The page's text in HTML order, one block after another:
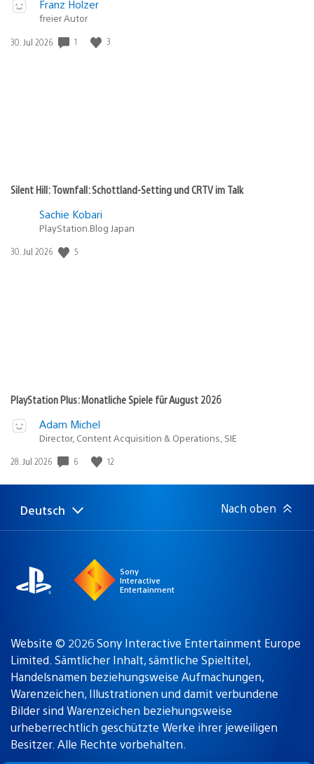
Veröffentlicht
Gewinnspiel
Franz Holzer
freier Autor
Veröffentlichungsdatum:
30. Jul 2026 1 3
Silent Hill: Townfall: Schottland-Setting und CRTV im Talk
Sachie Kobari
PlayStation.Blog Japan
Veröffentlichungsdatum:
30. Jul 2026 5
PlayStation Plus: Monatliche Spiele für August 2026
Adam Michel
Director, Content Acquisition & Operations, SIE
Veröffentlichungsdatum:
28. Jul 2026 6 12
Select
a
Aktuelle
Region:
Deutsch Nach oben
Sony
Interactive
Entertainment
Website © 2026 Sony Interactive Entertainment Europe
Limited. Sämtlicher Inhalt, sämtliche Spieltitel,
Handelsnamen beziehungsweise Aufmachungen,
Warenzeichen, Illustrationen und damit verbundene
Bilder sind Warenzeichen beziehungsweise
urheberrechtlich geschützte Werke ihrer jeweiligen
Besitzer. Alle Rechte vorbehalten.